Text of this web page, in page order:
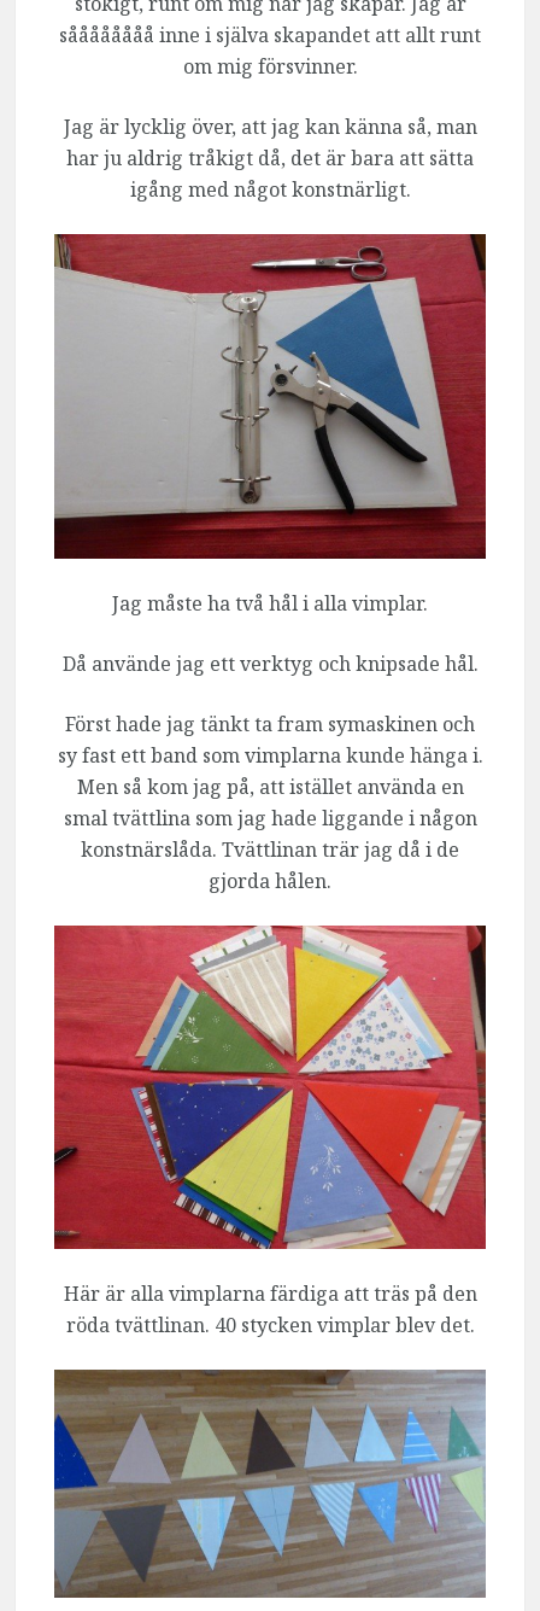
såååååååå inne i själva skapandet att allt runt
om mig försvinner.
Jag är lycklig över, att jag kan känna så, man
har ju aldrig tråkigt då, det är bara att sätta
igång med något konstnärligt.
Jag måste ha två hål i alla vimplar.
Då använde jag ett verktyg och knipsade hål.
Först hade jag tänkt ta fram symaskinen och
sy fast ett band som vimplarna kunde hänga i.
Men så kom jag på, att istället använda en
smal tvättlina som jag hade liggande i någon
konstnärslåda. Tvättlinan trär jag då i de
gjorda hålen.
Här är alla vimplarna färdiga att träs på den
röda tvättlinan. 40 stycken vimplar blev det.